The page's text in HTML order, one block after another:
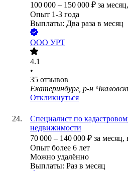
100 000 – 150 000 ₽ за месяц,
Опыт 1-3 года
Выплаты: Два раза в месяц
ООО УРТ
4.1
•
35 отзывов
Екатеринбург, р-н
Откликнуться
Специалист по
недвижимости
70 000 – 140 000 ₽ за месяц,
Опыт более 6 лет
Можно удалённо
Выплаты: Раз в месяц